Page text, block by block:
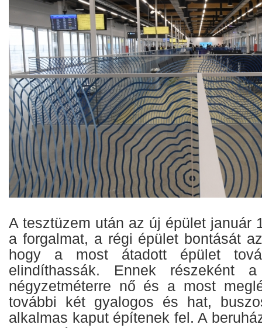
A tesztüzem után az új épület január
a forgalmat, a régi épület bontását
hogy a most átadott épület
elindíthassák. Ennek részeként
négyzetméterre nő és a most
további két gyalogos és hat,
alkalmas kaput építenek fel. A